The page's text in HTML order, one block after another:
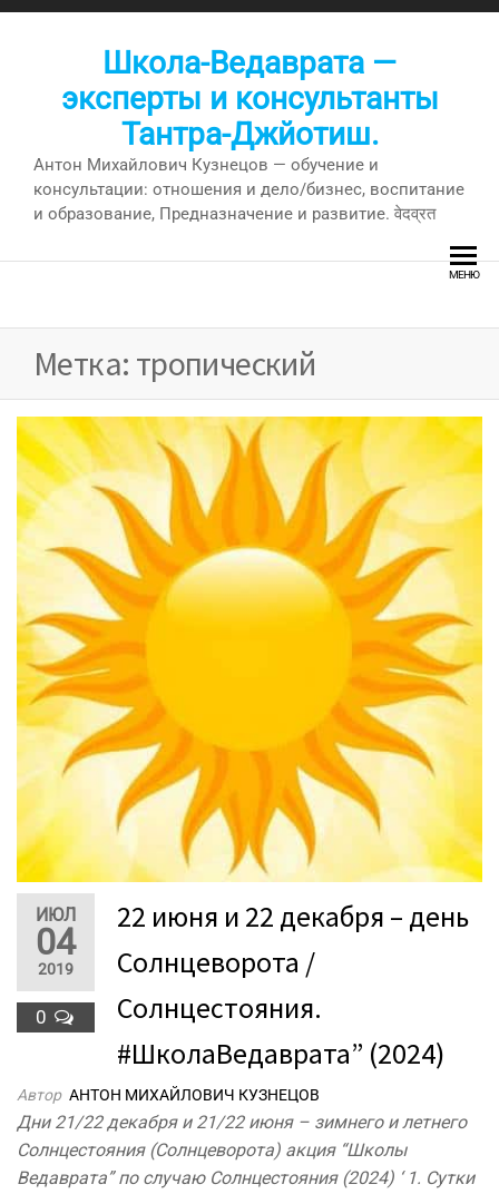
Перейти
Школа-Ведаврата —
эксперты и консультанты
Тантра-Джйотиш.
Антон Михайлович Кузнецов — обучение и
консультации: отношения и дело/бизнес, воспитание
и образование, Предназначение и развитие. वेदव्रत
МЕНЮ
Метка: тропический
ИЮЛ
04
2019
0
22 июня и 22 декабря – день
Солнцеворота /
Солнцестояния.
#ШколаВедаврата” (2024)
Автор АНТОН МИХАЙЛОВИЧ КУЗНЕЦОВ
Дни 21/22 декабря и 21/22 июня – зимнего и летнего
Солнцестояния (Солнцеворота) акция “Школы
Ведаврата” по случаю Солнцестояния (2024) ‘ 1. Сутки